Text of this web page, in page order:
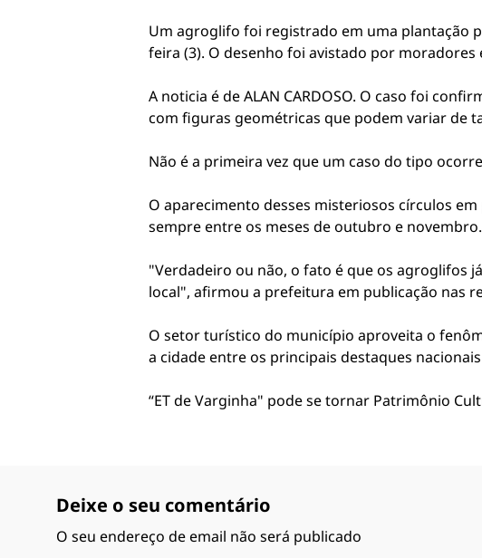
Um agroglifo foi registrado em uma plantação
feira (3). O desenho foi avistado por
A noticia é de ALAN CARDOSO. O caso foi
com figuras geométricas que podem variar de
Não é a primeira vez que um caso do tipo
O aparecimento desses misteriosos círculos
sempre entre os meses de outubro e
"Verdadeiro ou não, o fato é que os agroglifos
local", afirmou a prefeitura em publicação nas
O setor turístico do município aproveita o
a cidade entre os principais destaques
“ET de Varginha" pode se tornar Patrimônio
Deixe o seu comentário
O seu endereço de email não será publicado